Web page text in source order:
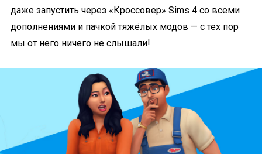
даже запустить через «Кроссовер» Sims 4 со всеми
дополнениями и пачкой тяжёлых модов — с тех пор
мы от него ничего не слышали!